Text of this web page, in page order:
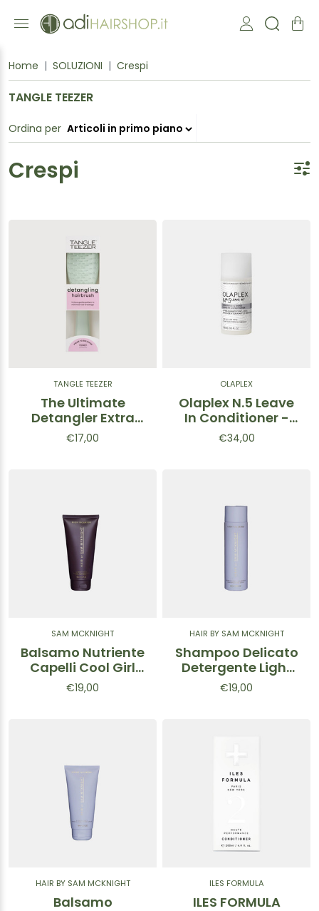
Home SOLUZIONI Crespi
TANGLE TEEZER
Ordina per
Crespi
TANGLE TEEZER
The Ultimate
Detangler Extra
Gentle Eucalyptus
€17,00
OLAPLEX
Olaplex N.5 Leave
In Conditioner -
Balsamo senza
€34,00
SAM MCKNIGHT
Balsamo Nutriente
Capelli Cool Girl
Mini
€19,00
HAIR BY SAM MCKNIGHT
Shampoo Delicato
Detergente Light
Cleanse
€19,00
HAIR BY SAM MCKNIGHT
Balsamo
ILES FORMULA
ILES FORMULA